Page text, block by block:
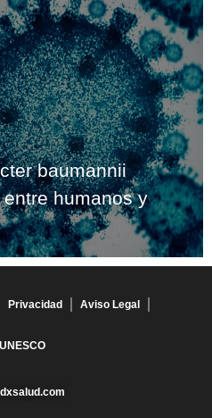
baumannii
humanos y
Privacidad Aviso Legal
UNESCO